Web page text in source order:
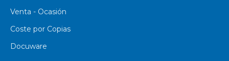
Venta - Ocasión
Coste por Copias
Docuware